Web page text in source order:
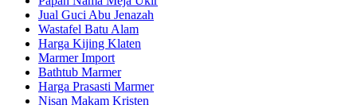
Jual Guci Abu Jenazah
Wastafel Batu Alam
Harga Kijing Klaten
Marmer Import
Bathtub Marmer
Harga Prasasti Marmer
Nisan Makam Kristen